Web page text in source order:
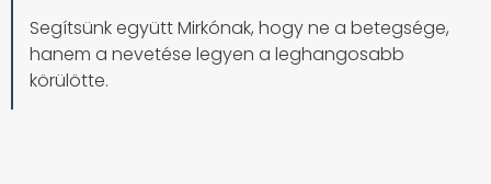
Segítsünk együtt Mirkónak, hogy ne a betegsége,
hanem a nevetése legyen a leghangosabb
körülötte.